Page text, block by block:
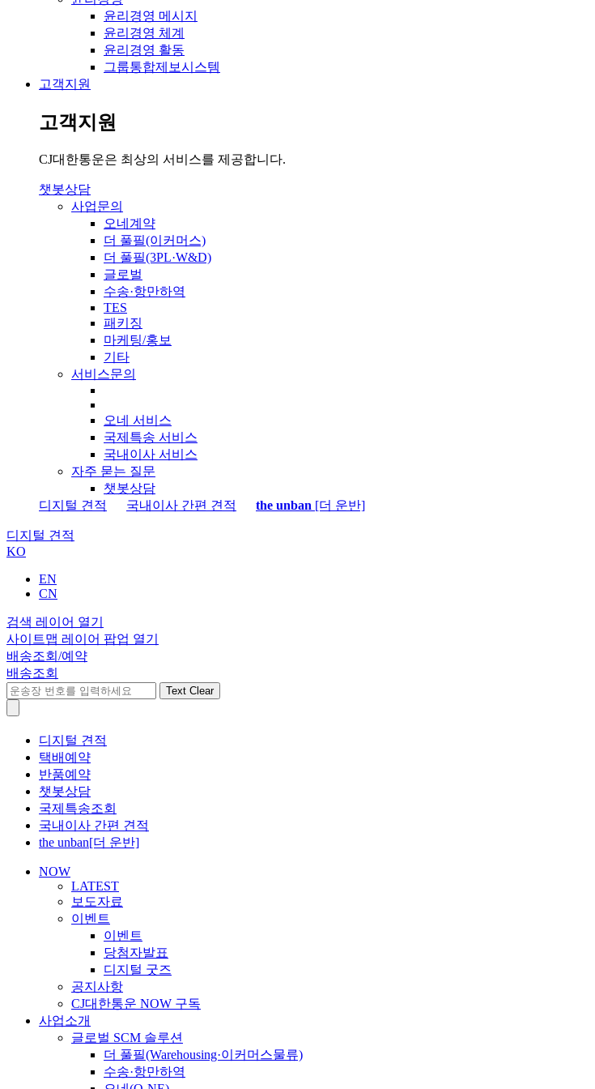
윤리경영 메시지
윤리경영 체계
윤리경영 활동
그룹통합제보시스템
고객지원
고객지원
CJ대한통운은 최상의 서비스를 제공합니다.
챗봇상담
사업문의
오네계약
더 풀필(이커머스)
더 풀필(3PL·W&D)
글로벌
수송·항만하역
TES
패키징
마케팅/홍보
기타
서비스문의
오네 서비스
국제특송 서비스
국내이사 서비스
자주 묻는 질문
챗봇상담
디지털 견적
국내이사 간편 견적 the unban [더 운반]
디지털 견적
KO
EN
CN
검색 레이어 열기
사이트맵 레이어 팝업 열기
배송조회/예약
배송조회
Text Clear
디지털 견적
택배예약
반품예약
챗봇상담
국제특송조회
국내이사 간편 견적
the unban[더 운반]
NOW
LATEST
보도자료
이벤트
이벤트
당첨자발표
디지털 굿즈
공지사항
CJ대한통운 NOW 구독
사업소개
글로벌 SCM 솔루션
더 풀필(Warehousing·이커머스물류)
수송·항만하역